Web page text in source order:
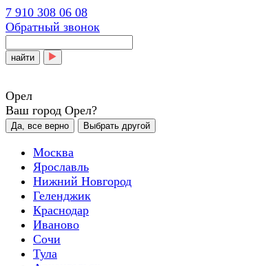
7 910 308 06 08
Обратный звонок
найти
Орел
Ваш город Орел?
Да, все верно Выбрать другой
Москва
Ярославль
Нижний Новгород
Геленджик
Краснодар
Иваново
Сочи
Тула